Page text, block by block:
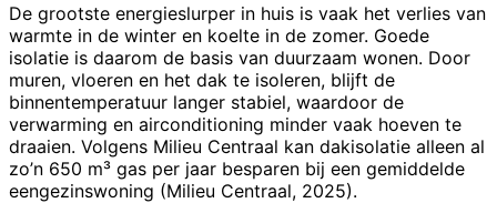
De grootste energieslurper in huis is vaak het verlies van
warmte in de winter en koelte in de zomer. Goede
isolatie is daarom de basis van duurzaam wonen. Door
muren, vloeren en het dak te isoleren, blijft de
binnentemperatuur langer stabiel, waardoor de
verwarming en airconditioning minder vaak hoeven te
draaien. Volgens Milieu Centraal kan dakisolatie alleen al
zo’n 650 m³ gas per jaar besparen bij een gemiddelde
eengezinswoning (Milieu Centraal, 2025).